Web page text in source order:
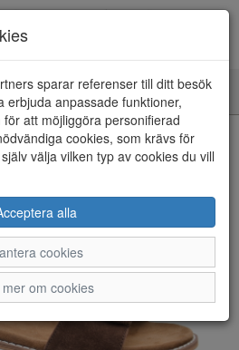
sparar referenser till ditt besök
erbjuda anpassade funktioner,
att möjliggöra personifierad
cookies, som krävs för
välja vilken typ av cookies du vill
alla
cookies
mer om cookies